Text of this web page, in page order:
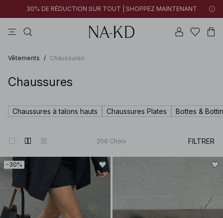
30% DE RÉDUCTION SUR TOUT | SHOPPEZ MAINTENANT
Vêtements / Chaussures
Chaussures
Chaussures à talons hauts Chaussures Plates Bottes &
206 Choix FILTRER
-30%